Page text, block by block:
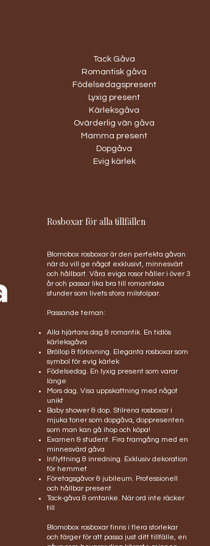
Tack Gåva
Romantisk gåva
Födelsedagspresent
Lyxig present
Kärleksgåva
Ovärderlig vän gåva
Mamma present
Dopgåva
Evig kärlek
Rosboxar för alla tillfällen
Blomobox rosboxar är den perfekta gåvan
när du vill ge något exklusivt, minnesvärt
och hållbart. Våra eviga rosor håller i över 3
år och passar lika bra till romantiska
stunder som livets stora milstolpar.
Passande teman:
Alla hjärtans dag & romantik. En tidlös
kärleksgåva
Bröllop & förlovning. Eleganta rosboxar som
symbol för evig kärlek
Födelsedag. En lyxig present som varar
länge
Mors dag. Visa uppskattning med något
unikt
Baby shower & dop. Stilrena rosboxar i
mjuka toner som dopgåva, doppresenten
som man kan gå ihop och köpa!
Examen & student. Fira framgång med en
minnesvärd gåva
Inflyttning & inredning. Exklusiv dekoration
för hemmet
Företagsgåvor & jubileum. Professionell
och hållbar present
Tack-gåva & omtanke. När ord inte räcker
till
Blomobox rosboxar finns i flera storlekar
och färger för att passa just ditt tillfälle, en